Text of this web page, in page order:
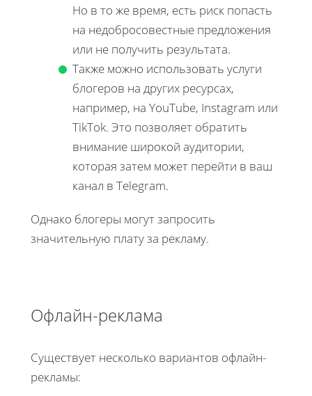
Но в то же время, есть риск попасть
на недобросовестные предложения
или не получить результата.
Также можно использовать услуги
блогеров на других ресурсах,
например, на YouTube, Instagram или
TikTok. Это позволяет обратить
внимание широкой аудитории,
которая затем может перейти в ваш
канал в Telegram.
Однако блогеры могут запросить
значительную плату за рекламу.
Офлайн-реклама
Существует несколько вариантов офлайн-
рекламы: